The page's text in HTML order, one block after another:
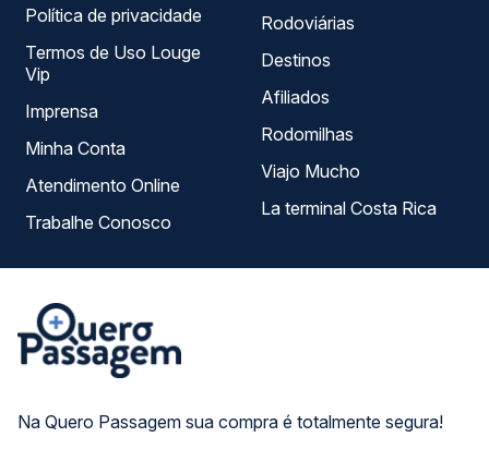
Na Quero Passagem sua compra é totalmente segura!
Política de privacidade
Termos de Uso Louge
Vip
Imprensa
Minha Conta
Atendimento Online
Trabalhe Conosco
Rodoviárias
Destinos
Afiliados
Rodomilhas
Viajo Mucho
La terminal Costa Rica